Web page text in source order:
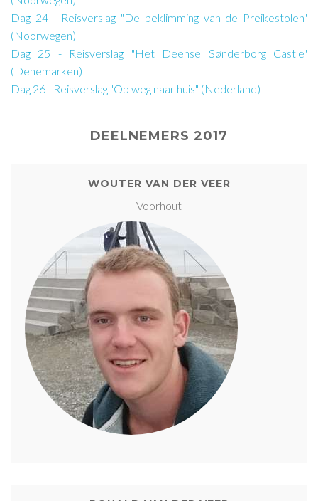
Dag 24 - Reisverslag "De beklimming van de Preikestolen"
(Noorwegen)
Dag 25 - Reisverslag "Het Deense Sønderborg Castle"
(Denemarken)
Dag 26 - Reisverslag "Op weg naar huis" (Nederland)
DEELNEMERS 2017
WOUTER VAN DER VEER
Voorhout